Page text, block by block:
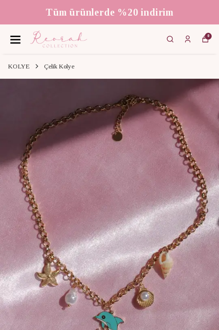
Tüm ürünlerde %20 indirim
0
KOLYE Çelik Kolye